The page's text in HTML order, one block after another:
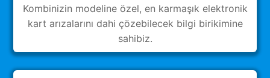
Kombinizin modeline özel, en karmaşık elektronik
kart arızalarını dahi çözebilecek bilgi birikimine
sahibiz.